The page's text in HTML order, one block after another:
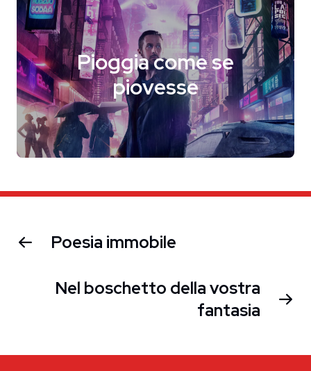
Pioggia come se
piovesse
Poesia immobile
Nel boschetto della vostra
fantasia